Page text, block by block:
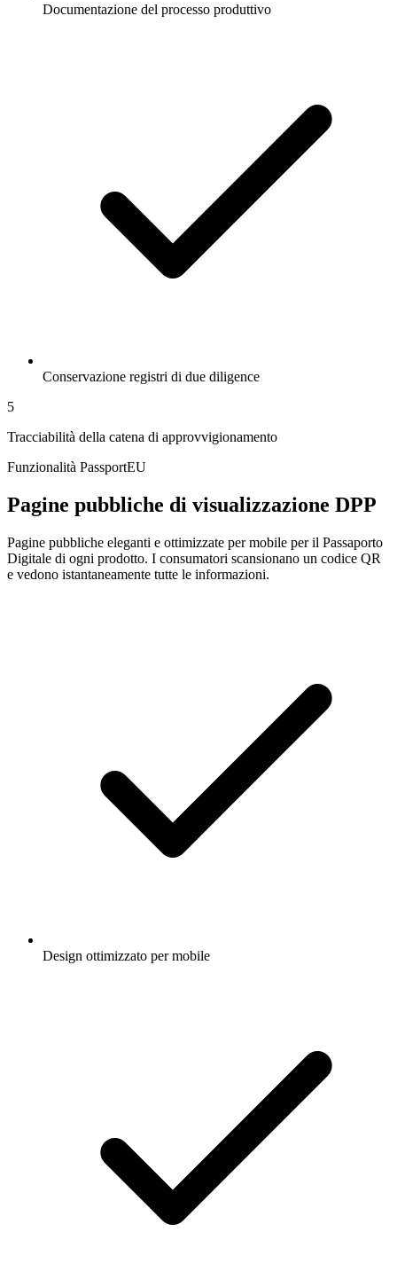
Documentazione del processo produttivo
Conservazione registri di due diligence
5
Tracciabilità della catena di approvvigionamento
Funzionalità PassportEU
Pagine pubbliche di visualizzazione DPP
Pagine pubbliche eleganti e ottimizzate per mobile per il Passaporto
Digitale di ogni prodotto. I consumatori scansionano un codice QR
e vedono istantaneamente tutte le informazioni.
Design ottimizzato per mobile